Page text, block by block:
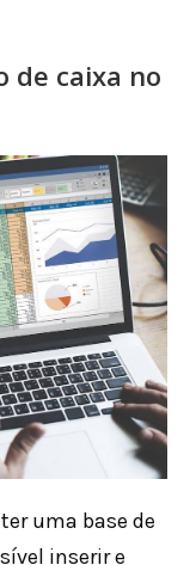
de caixa no
uma base de
inserir e